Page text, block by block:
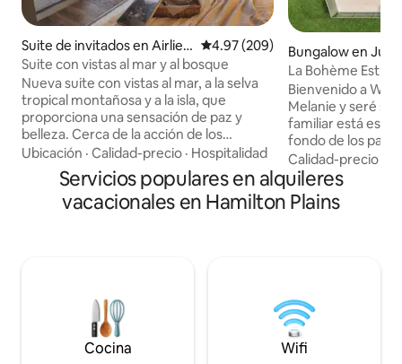
Suite de invitados en Airlie B
each
Calificación promedio: 4.97 de
4.97 (209)
Suite con vistas al mar y al bosque
Nueva suite con vistas al mar, a la selva
tropical montañosa y a la isla, que
proporciona una sensación de paz y
belleza. Cerca de la acción de los
restaurantes y tiendas de Airlie, pero lo
suficientemente apartada como para
ser una experiencia muy relajante.
Entrada propia, balcón, jardín, baño y
el extremo norte de la casa, se pueden
escuchar algunos sonidos diarios.
Respetamos tu privacidad.
Ubicación · Calidad-precio · Hospitalidad
Bungalow en
La Bohème
Bienvenido a
Melanie y seré su
familiar está
fondo de los
Whitsundays en
puerta, estás a
de excursión a las
de Coral y la
mucho que hacer
vacaciones aquí,
hasta viajes de
Calidad-precio
Servicios populares en alquileres
vacacionales en Hamilton Plains
Cocina Wifi